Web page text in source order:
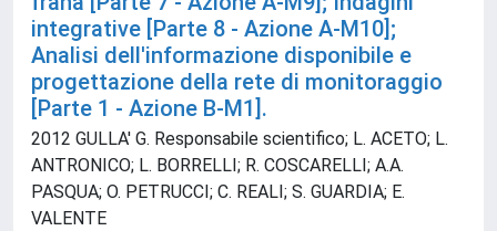
integrative [Parte 8 - Azione A-M10];
Analisi dell'informazione disponibile e
progettazione della rete di monitoraggio
[Parte 1 - Azione B-M1].
2012 GULLA' G. Responsabile scientifico; L. ACETO; L.
ANTRONICO; L. BORRELLI; R. COSCARELLI; A.A.
PASQUA; O. PETRUCCI; C. REALI; S. GUARDIA; E.
VALENTE